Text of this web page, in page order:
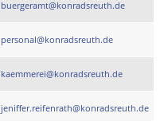
buergeramt@konradsreuth.de
personal@konradsreuth.de
kaemmerei@konradsreuth.de
jeniffer.reifenrath@konradsreuth.de